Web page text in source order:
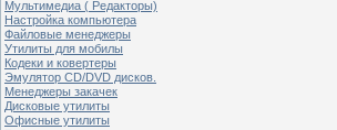
Мультимедиа ( Редакторы)
Настройка компьютера
Файловые менеджеры
Утилиты для мобилы
Кодеки и ковертеры
Эмулятор CD/DVD дисков.
Менеджеры закачек
Дисковые утилиты
Офисные утилиты